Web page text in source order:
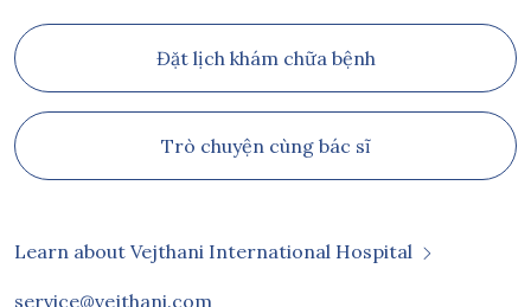
Đặt lịch khám chữa bệnh
Trò chuyện cùng bác sĩ
Learn about Vejthani International Hospital
service@vejthani.com